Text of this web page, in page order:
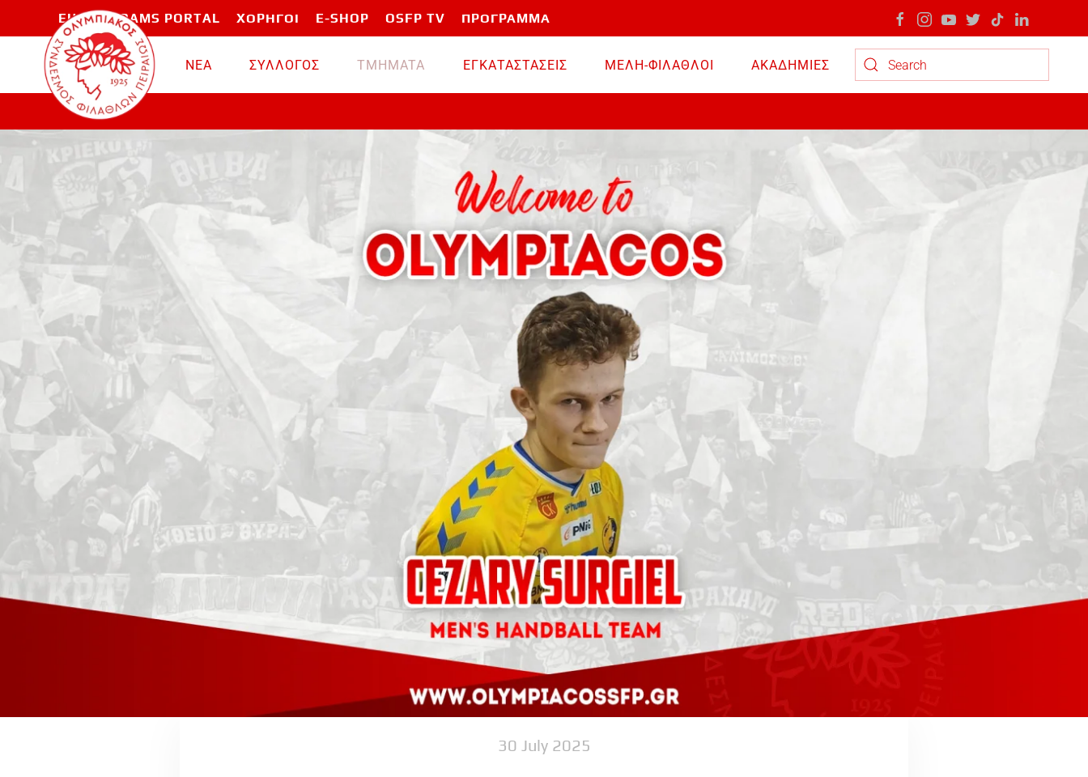
Skip to main content
EU PROGRAMS PORTAL ΧΟΡΗΓΟΙ E-SHOP OSFP TV ΠΡΟΓΡΑΜΜΑ
ΝΕΑ ΣΥΛΛΟΓΟΣ TMHMATA ΕΓΚΑΤΑΣΤΑΣΕΙΣ ΜΕΛΗ-ΦΙΛΑΘΛΟΙ
ΑΚΑΔΗΜΙΕΣ
Type 2 or more characters for results.
30 July 2025